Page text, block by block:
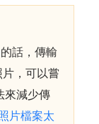
話，傳輸
，可以嘗
來減少傳
片檔案太